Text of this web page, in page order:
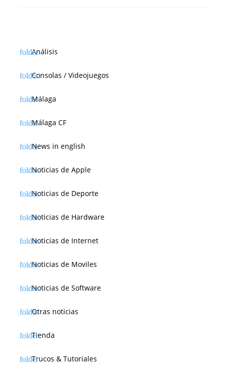
Análisis
Consolas / Videojuegos
Málaga
Málaga CF
News in english
Noticias de Apple
Noticias de Deporte
Noticias de Hardware
Noticias de Internet
Noticias de Moviles
Noticias de Software
Otras noticias
Tienda
Trucos & Tutoriales